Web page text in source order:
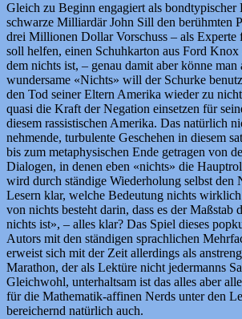
Gleich zu Beginn engagiert als bondtypischer
schwarze Milliardär John Sill den berühmten
drei Millionen Dollar Vorschuss – als Experte
soll helfen, einen Schuhkarton aus Ford
dem nichts ist, – genau damit aber könne man
wundersame «Nichts» will der Schurke
den Tod seiner Eltern Amerika wieder zu
quasi die Kraft der Negation einsetzen für
diesem rassistischen Amerika. Das natürlich
nehmende, turbulente Geschehen in diesem
bis zum metaphysischen Ende getragen von
Dialogen, in denen eben «nichts» die
wird durch ständige Wiederholung selbst den
Lesern klar, welche Bedeutung nichts
von nichts besteht darin, dass es der Maßstab
nichts ist», – alles klar? Das Spiel dieses
Autors mit den ständigen sprachlichen
erweist sich mit der Zeit allerdings als
Marathon, der als Lektüre nicht jedermanns
Gleichwohl, unterhaltsam ist das alles aber
für die Mathematik-affinen Nerds unter den
bereichernd natürlich auch.